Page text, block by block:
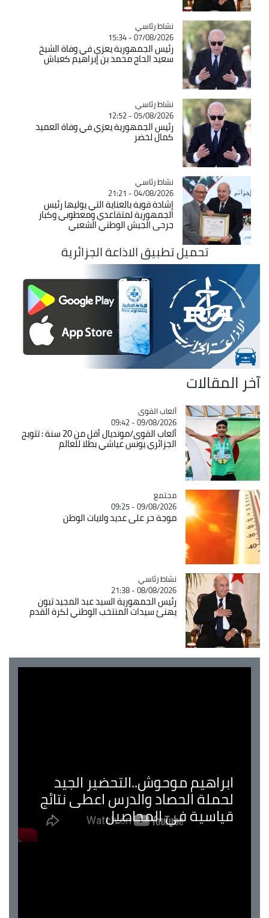
Catégorie
نشاط رئاسي
07/08/2026 - 15:34
رئيس الجمهورية يعزي في وفاة الشيخ
سعيد الحاج محمد بن إبراهيم كعباش
Catégorie
نشاط رئاسي
05/08/2026 - 12:52
رئيس الجمهورية يعزي في وفاة العميد
كمال لخضر
Catégorie
نشاط رئاسي
04/08/2026 - 21:21
إشادة قوية بالعناية التي يوليها رئيس
الجمهورية لمتقاعدي ومعطوبي وكبار
جرحى الجيش الوطني الشعبي
تحميل تطبيق الاذاعة الجزائرية
آخر المقالات
Catégorie
ألعاب القوى
09/08/2026 - 09:42
ألعاب القوى/مونديال أقل من 20 سنة : تتويج
الجزائري يونس عياشي بطلا للعالم
Catégorie
مجتمع
09/08/2026 - 09:25
موجة حر على عديد ولايات الوطن
Catégorie
نشاط رئاسي
08/08/2026 - 21:38
رئيس الجمهورية السيد عبد المجيد تبون
يهنئ سيدات المنتخب الوطني لكرة القدم
ابراهيم موحوش..التحضير الجيد
لحملة الحصاد والدرس اعطى نتائج
قياسية في المحاصيل